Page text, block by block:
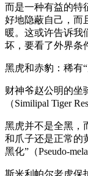
而是一种有益的特
好地隐蔽自己，而
暖。这或许告诉我
坏，要看了外界条
黑虎和赤豹：稀有
财神爷赵公明的坐
（Similipal Tiger
黑虎并不是全黑，
和爪子还是正常的
黑化”（Pseudo-
斯米利帕尔老虎保